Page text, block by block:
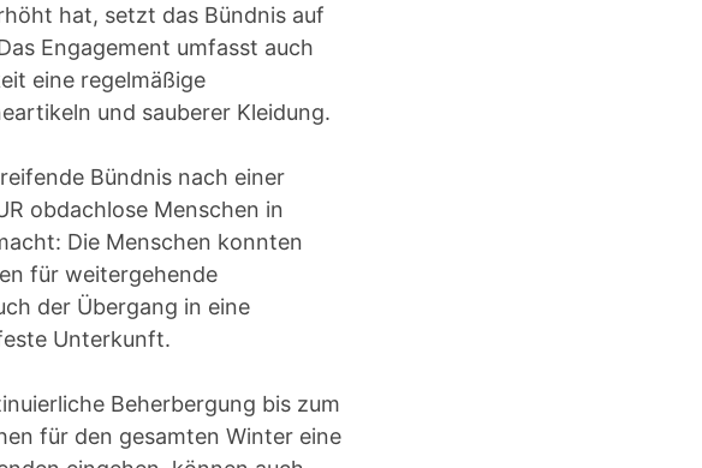
hat, setzt das Bündnis auf
Engagement umfasst auch
eine regelmäßige
und sauberer Kleidung.
Bündnis nach einer
obdachlose Menschen in
Die Menschen konnten
für weitergehende
der Übergang in eine
Unterkunft.
Beherbergung bis zum
für den gesamten Winter eine